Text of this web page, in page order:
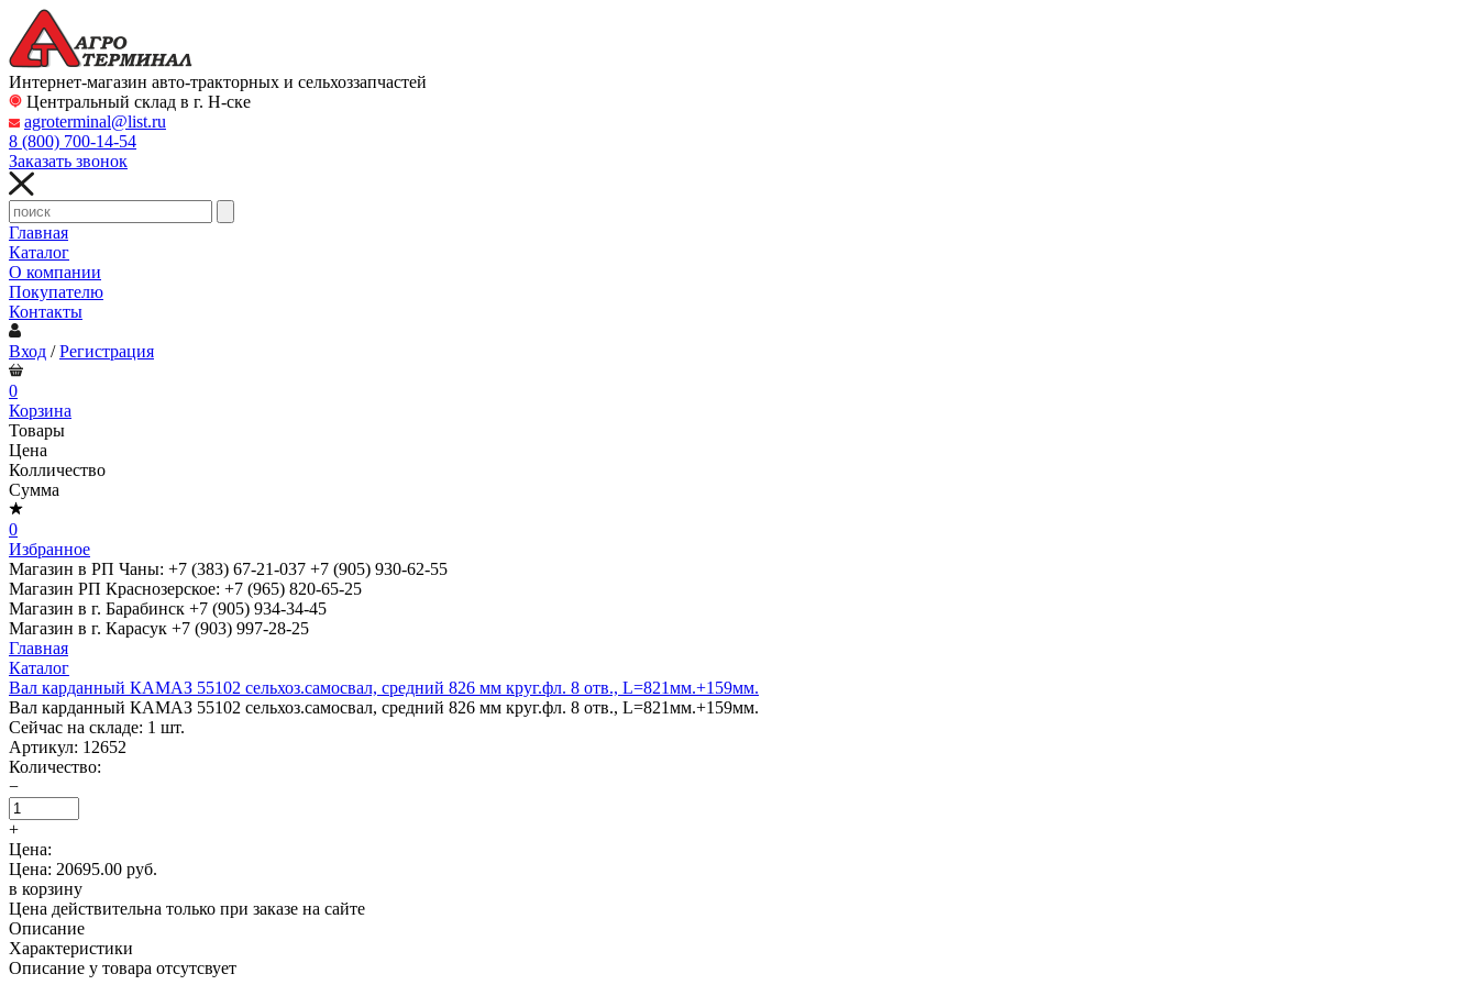
Интернет-магазин авто-тракторных и сельхоззапчастей
Центральный склад в г. Н-ске
agroterminal@list.ru
8 (800) 700-14-54
Заказать звонок
Главная
Каталог
О компании
Покупателю
Контакты
Вход /Регистрация
0
Корзина
Товары
Цена
Колличество
Сумма
0
Избранное
Магазин в РП Чаны: +7 (383) 67-21-037 +7 (905) 930-62-55
Магазин РП Краснозерское: +7 (965) 820-65-25
Магазин в г. Барабинск +7 (905) 934-34-45
Магазин в г. Карасук +7 (903) 997-28-25
Главная
Каталог
Вал карданный КАМАЗ 55102 сельхоз.самосвал, средний 826 мм круг.фл. 8 отв., L=821мм.+159мм.
Вал карданный КАМАЗ 55102 сельхоз.самосвал, средний 826 мм круг.фл. 8 отв., L=821мм.+159мм.
Сейчас на складе: 1 шт.
Артикул: 12652
Количество:
−
+
Цена:
Цена: 20695.00 руб.
в корзину
Цена действительна только при заказе на сайте
Описание
Характеристики
Описание у товара отсутсвует